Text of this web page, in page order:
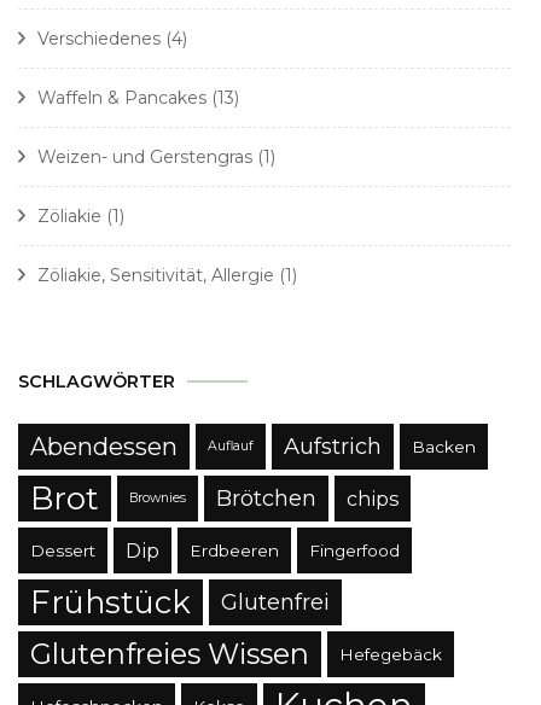
Verschiedenes (4)
Waffeln & Pancakes (13)
Weizen- und Gerstengras (1)
Zöliakie (1)
Zöliakie, Sensitivität, Allergie (1)
SCHLAGWÖRTER
Abendessen Auflauf Aufstrich Backen
Brot Brownies Brötchen chips
Dessert Dip Erdbeeren Fingerfood
Frühstück Glutenfrei
Glutenfreies Wissen Hefegebäck